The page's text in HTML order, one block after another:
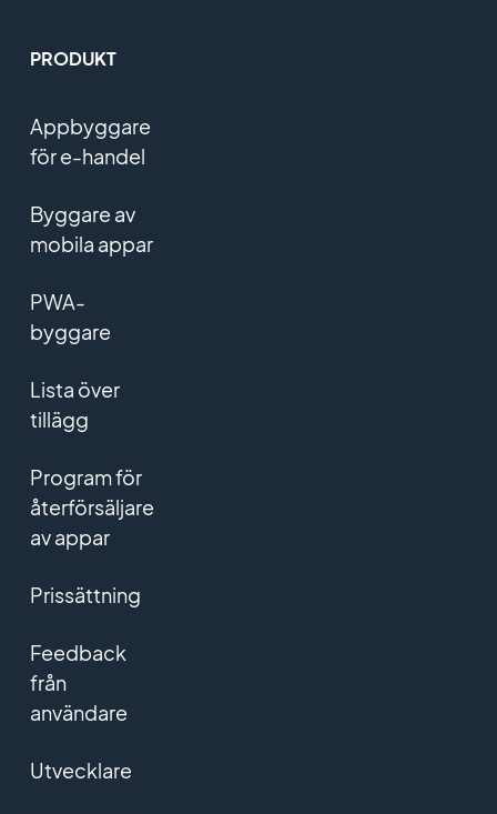
PRODUKT
Appbyggare
för e-handel
Byggare av
mobila appar
PWA-
byggare
Lista över
tillägg
Program för
återförsäljare
av appar
Prissättning
Feedback
från
användare
Utvecklare